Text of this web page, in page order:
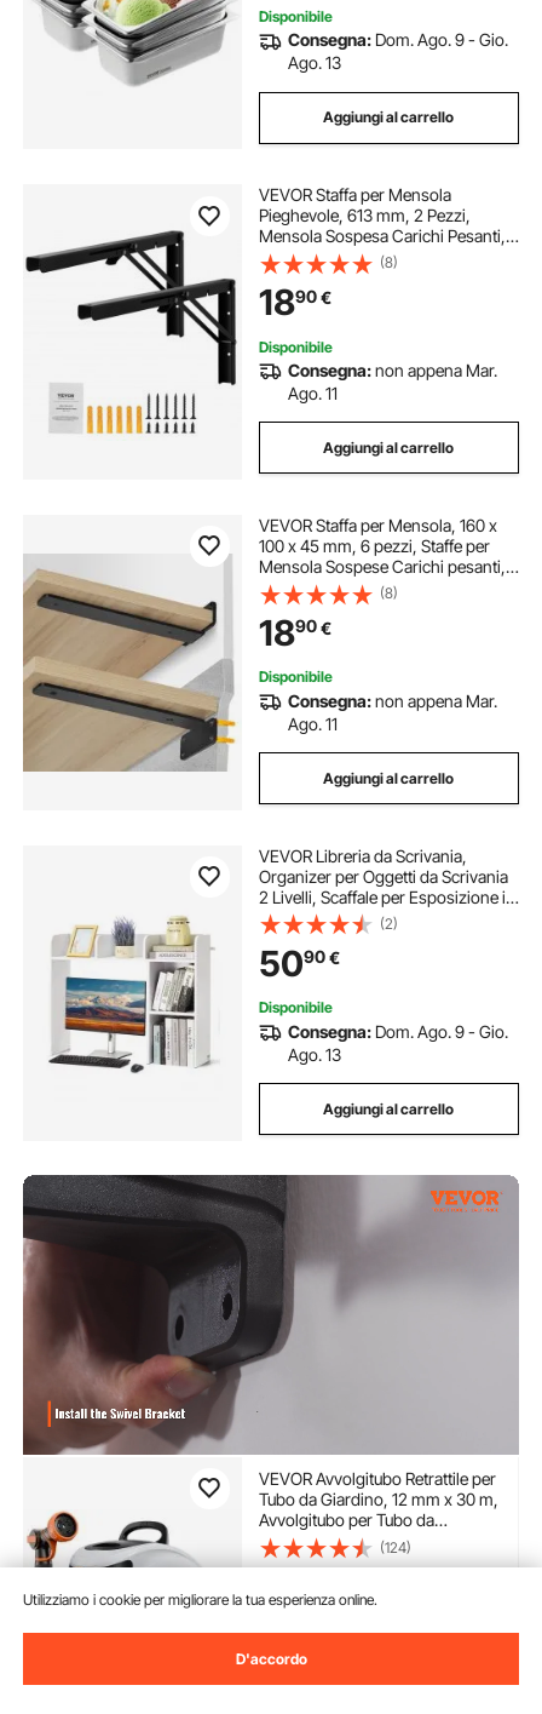
Disponibile
Consegna: Dom. Ago. 9 - Gio.
Ago. 13
Aggiungi al carrello
VEVOR Staffa per Mensola
Pieghevole, 613 mm, 2 Pezzi,
Mensola Sospesa Carichi Pesanti,
Staffe Mensole, Staffa Mensola a L,
Opaca Spessa 5 mm, Staffe per
Mensola in Acciaio Carico di 136,1
kg, Nero
(8)
1890€
Disponibile
Consegna:non appena Mar.
Ago. 11
Aggiungi al carrello
VEVOR Staffa per Mensola, 160 x
100 x 45 mm, 6 pezzi, Staffe per
Mensola Sospese Carichi pesanti,
Staffa Mensola a L, Nera Opaca
Spessa 5 mm, Staffe Mensola in
Acciaio Capacità di Carico di 72,6
kg
(8)
1890€
Disponibile
Consegna:non appena Mar.
Ago. 11
Aggiungi al carrello
VEVOR Libreria da Scrivania,
Organizer per Oggetti da Scrivania
2 Livelli, Scaffale per Esposizione in
Legno per Ufficio, Libreria con
Piedini Antiscivolo, per Ufficio
Casa, 945 x 241 x 734 mm Bianco
(2)
5090€
Disponibile
Consegna: Dom. Ago. 9 - Gio.
Ago. 13
Aggiungi al carrello
VEVOR Avvolgitubo Retrattile per
Tubo da Giardino, 12 mm x 30 m,
Avvolgitubo per Tubo da
Giardino con Ugello 9 Modelli,
Sistema di Ritorno a
Staffa Girevole a 180°
(124)
92
Disponibile
Consegna:
Ago. 13
Utilizziamo i cookie per migliorare la tua esperienza online.
D'accordo